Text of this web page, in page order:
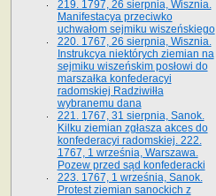
219. 1797, 26 sierpnia, Wisznia.
Manifestacya przeciwko
uchwałom sejmiku wiszeńskiego
220. 1767, 26 sierpnia, Wisznia.
Instrukcya niektórych ziemian na
sejmiku wiszeńskim posłowi do
marszałka konfe­deracyi
radomskiej Radziwiłła
wybranemu dana
221. 1767, 31 sierpnia, Sanok.
Kilku ziemian zgłasza akces do
konfederacyi radomskiej. 222.
1767, 1 września, Warszawa.
Pozew przed sąd konfederacki
223. 1767, 1 września, Sanok.
Protest ziemian sanockich z